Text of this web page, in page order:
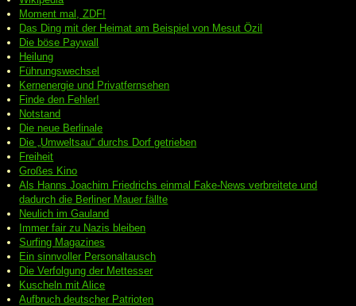
Moment mal, ZDF!
Das Ding mit der Heimat am Beispiel von Mesut Özil
Die böse Paywall
Heilung
Führungswechsel
Kernenergie und Privatfernsehen
Finde den Fehler!
Notstand
Die neue Berlinale
Die „Umweltsau“ durchs Dorf getrieben
Freiheit
Großes Kino
Als Hanns Joachim Friedrichs einmal Fake-News verbreitete und
dadurch die Berliner Mauer fällte
Neulich im Gauland
Immer fair zu Nazis bleiben
Surfing Magazines
Ein sinnvoller Personaltausch
Die Verfolgung der Mettesser
Kuscheln mit Alice
Aufbruch deutscher Patrioten